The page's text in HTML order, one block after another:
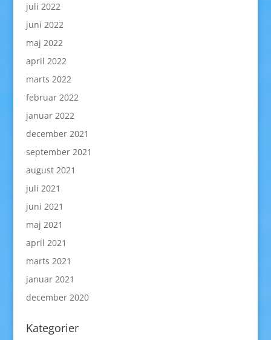
juli 2022
juni 2022
maj 2022
april 2022
marts 2022
februar 2022
januar 2022
december 2021
september 2021
august 2021
juli 2021
juni 2021
maj 2021
april 2021
marts 2021
januar 2021
december 2020
Kategorier